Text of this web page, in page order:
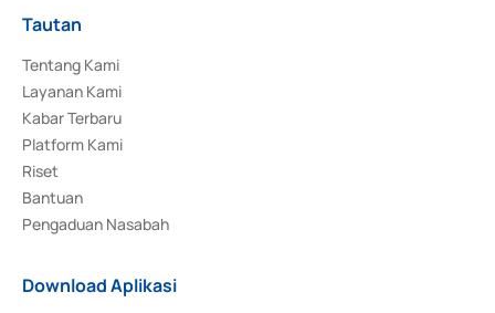
Tautan
Tentang Kami
Layanan Kami
Kabar Terbaru
Platform Kami
Riset
Bantuan
Pengaduan Nasabah
Download Aplikasi